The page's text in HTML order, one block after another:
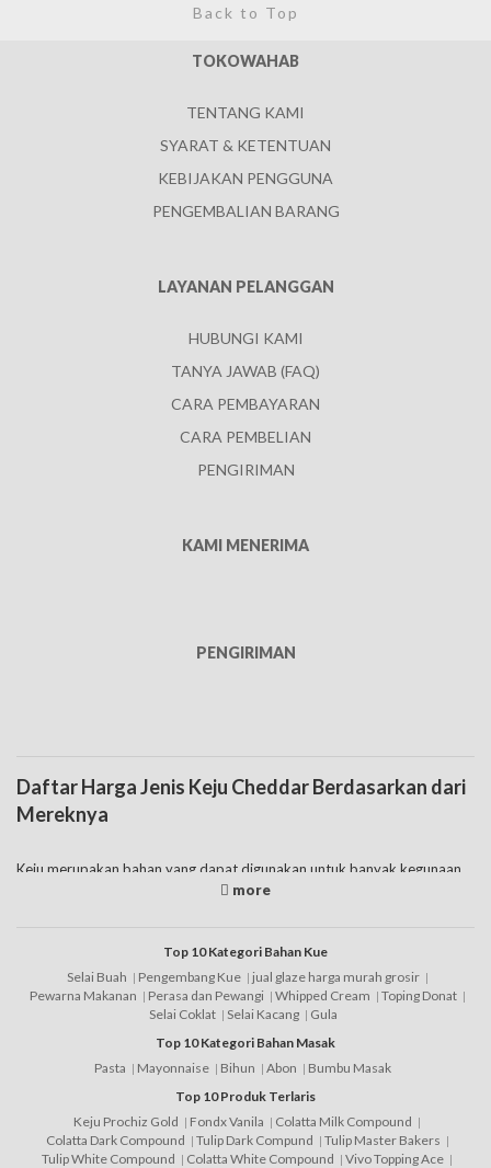
Back to Top
TOKOWAHAB
TENTANG KAMI
SYARAT & KETENTUAN
KEBIJAKAN PENGGUNA
PENGEMBALIAN BARANG
LAYANAN PELANGGAN
HUBUNGI KAMI
TANYA JAWAB (FAQ)
CARA PEMBAYARAN
CARA PEMBELIAN
PENGIRIMAN
KAMI MENERIMA
PENGIRIMAN
Daftar Harga Jenis Keju Cheddar Berdasarkan dari
Mereknya
Keju merupakan bahan yang dapat digunakan untuk banyak kegunaan.
Harga keju sendiri bisa disesuaikan dari jenis yang akan dipilih di
daftar harga keju yang terjangkau dan mudah dibeli tersebut adalah
dipilih sesuai dengan budget yang dipunyai dan rasa yang dihasilkan.
Cheddar keju adalah seperti yang telah dijelaskan mempunyai harga
keju murah. Selain itu beberapa karakteristik lainnya dari jenis yang satu
• Cheddar merupakan jenis yang mempunyai tekstur tidak keras.
• Jenis ini mempunyai rasa yang kuat sehingga akan memberikan rasa
yang dibutuhkan apabila digunakan untuk bahan olahan.
Top 10 Kategori Bahan Kue
Selai Buah
Pengembang Kue
jual glaze harga murah grosir
Pewarna Makanan
Perasa dan Pewangi Whipped Cream
Toping Donat
Selai Coklat
Selai Kacang
Gula
Top 10 Kategori Bahan Masak
Pasta
Mayonnaise Bihun Abon
Bumbu Masak
Top 10 Produk Terlaris
Keju Prochiz Gold
Fondx Vanila
Colatta Milk Compound
Colatta Dark Compound
Tulip Dark Compund
Tulip Master Bakers
Tulip White Compound
Colatta White Compound Vivo Topping Ace